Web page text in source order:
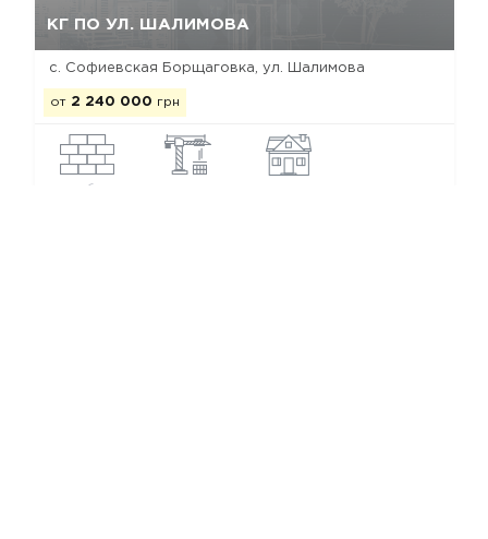
КГ ПО УЛ. ШАЛИМОВА
с. Софиевская Борщаговка, ул. Шалимова
от 2 240 000 грн
газоблок